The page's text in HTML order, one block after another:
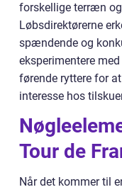
forskellige terræn
Løbsdirektørerne
spændende og
eksperimentere
førende ryttere for
interesse hos
Tour de
Når det kommer til